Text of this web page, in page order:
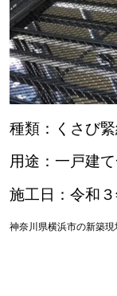
種類：くさび
用途：一戸建
施工日：令和
神奈川県横浜市の新築現